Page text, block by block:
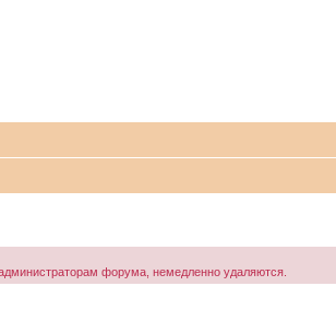
форума, немедленно удаляются.